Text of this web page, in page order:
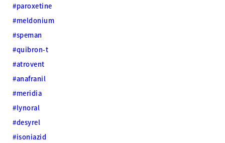
#paroxetine
#meldonium
#speman
#quibron-t
#atrovent
#anafranil
#meridia
#lynoral
#desyrel
#isoniazid